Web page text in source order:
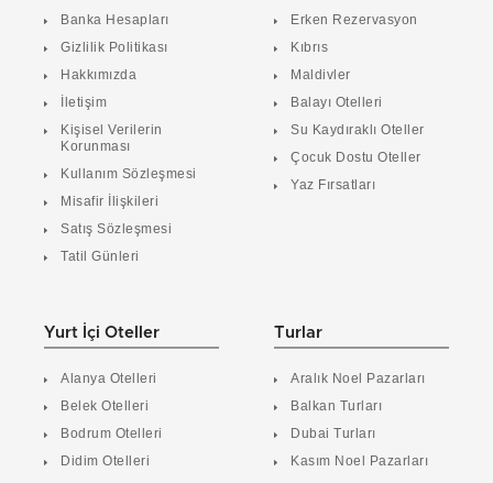
Banka Hesapları
Gizlilik Politikası
Hakkımızda
İletişim
Kişisel Verilerin
Korunması
Kullanım Sözleşmesi
Misafir İlişkileri
Satış Sözleşmesi
Tatil Günleri
Erken Rezervasyon
Kıbrıs
Maldivler
Balayı Otelleri
Su Kaydıraklı Oteller
Çocuk Dostu Oteller
Yaz Fırsatları
Yurt İçi Oteller
Alanya Otelleri
Belek Otelleri
Bodrum Otelleri
Didim Otelleri
Turlar
Aralık Noel Pazarları
Balkan Turları
Dubai Turları
Kasım Noel Pazarları